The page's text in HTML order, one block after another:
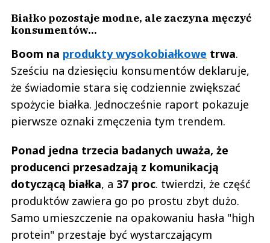
Białko pozostaje modne, ale zaczyna męczyć
konsumentów...
Boom na produkty wysokobiałkowe trwa.
Sześciu na dziesięciu konsumentów deklaruje,
że świadomie stara się codziennie zwiększać
spożycie białka. Jednocześnie raport pokazuje
pierwsze oznaki zmęczenia tym trendem.
Ponad jedna trzecia badanych uważa, że
producenci przesadzają z komunikacją
dotyczącą białka, a 37 proc. twierdzi, że część
produktów zawiera go po prostu zbyt dużo.
Samo umieszczenie na opakowaniu hasła "high
protein" przestaje być wystarczającym